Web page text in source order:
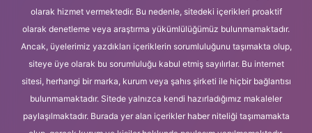
olarak hizmet vermektedir. Bu nedenle, sitedeki içerikleri proaktif
olarak denetleme veya araştırma yükümlülüğümüz bulunmamaktadır.
Ancak, üyelerimiz yazdıkları içeriklerin sorumluluğunu taşımakta olup,
siteye üye olarak bu sorumluluğu kabul etmiş sayılırlar. Bu internet
sitesi, herhangi bir marka, kurum veya şahıs şirketi ile hiçbir bağlantısı
bulunmamaktadır. Sitede yalnızca kendi hazırladığımız makaleler
paylaşılmaktadır. Burada yer alan içerikler haber niteliği taşımamakta